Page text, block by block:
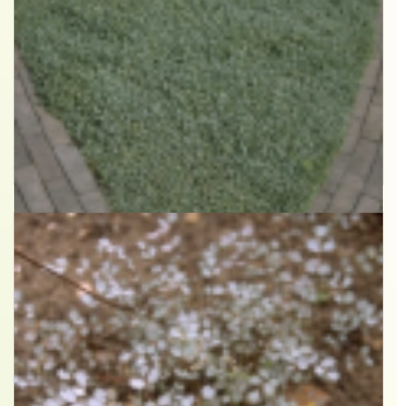
Stekelnootje
Acaena buchananii